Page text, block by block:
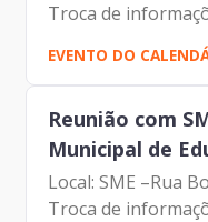
Troca de
Participantes:
Domingues Moure
Boas
EVENTO DO
Reunião com
Municipal de
Local: SME –Rua
Troca de